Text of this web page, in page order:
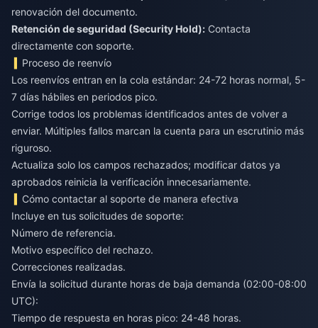
renovación del documento.
Retención de seguridad (Security Hold): Contacta
directamente con soporte.
Proceso de reenvío
Los reenvíos entran en la cola estándar: 24-72 horas normal, 5-
7 días hábiles en periodos pico.
Corrige todos los problemas identificados antes de volver a
enviar. Múltiples fallos marcan la cuenta para un escrutinio más
riguroso.
Actualiza solo los campos rechazados; modificar datos ya
aprobados reinicia la verificación innecesariamente.
Cómo contactar al soporte de manera efectiva
Incluye en tus solicitudes de soporte:
Número de referencia.
Motivo específico del rechazo.
Correcciones realizadas.
Envía la solicitud durante horas de baja demanda (02:00-08:00
UTC):
Tiempo de respuesta en horas pico: 24-48 horas.